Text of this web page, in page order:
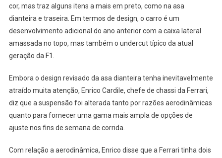
F1:
Ferrari
Apresenta
Novo
Fórmula
cor, mas traz alguns itens a mais em preto, como na asa
dianteira e traseira. Em termos de design, o carro é um
desenvolvimento adicional do ano anterior com a caixa lateral
amassada no topo, mas também o undercut típico da atual
geração da F1.
Embora o design revisado da asa dianteira tenha inevitavelmente
atraído muita atenção, Enrico Cardile, chefe de chassi da Ferrari,
diz que a suspensão foi alterada tanto por razões aerodinâmicas
quanto para fornecer uma gama mais ampla de opções de
ajuste nos fins de semana de corrida.
Com relação a aerodinâmica, Enrico disse que a Ferrari tinha dois